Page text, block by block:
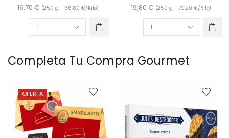
16,70 € (250 g - 66,80 €/Kilo) 19,80€ (250 g -79,20€/Kilo)
Completa Tu Compra Gourmet
OFERTA